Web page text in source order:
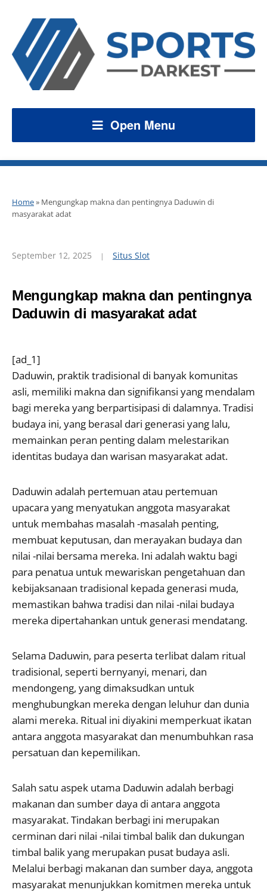
Open Menu
Home» Mengungkap makna dan pentingnya Daduwin di
masyarakat adat
September 12, 2025 Situs Slot
Mengungkap makna dan pentingnya
Daduwin di masyarakat adat
[ad_1]
Daduwin, praktik tradisional di banyak komunitas
asli, memiliki makna dan signifikansi yang mendalam
bagi mereka yang berpartisipasi di dalamnya. Tradisi
budaya ini, yang berasal dari generasi yang lalu,
memainkan peran penting dalam melestarikan
identitas budaya dan warisan masyarakat adat.
Daduwin adalah pertemuan atau pertemuan
upacara yang menyatukan anggota masyarakat
untuk membahas masalah -masalah penting,
membuat keputusan, dan merayakan budaya dan
nilai -nilai bersama mereka. Ini adalah waktu bagi
para penatua untuk mewariskan pengetahuan dan
kebijaksanaan tradisional kepada generasi muda,
memastikan bahwa tradisi dan nilai -nilai budaya
mereka dipertahankan untuk generasi mendatang.
Selama Daduwin, para peserta terlibat dalam ritual
tradisional, seperti bernyanyi, menari, dan
mendongeng, yang dimaksudkan untuk
menghubungkan mereka dengan leluhur dan dunia
alami mereka. Ritual ini diyakini memperkuat ikatan
antara anggota masyarakat dan menumbuhkan rasa
persatuan dan kepemilikan.
Salah satu aspek utama Daduwin adalah berbagi
makanan dan sumber daya di antara anggota
masyarakat. Tindakan berbagi ini merupakan
cerminan dari nilai -nilai timbal balik dan dukungan
timbal balik yang merupakan pusat budaya asli.
Melalui berbagi makanan dan sumber daya, anggota
masyarakat menunjukkan komitmen mereka untuk